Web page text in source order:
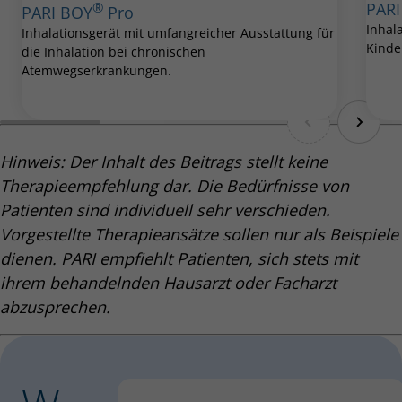
PARI BOY® Pro
Inhalationsgerät mit umfangreicher Ausstattung für
die Inhalation bei chronischen
Atemwegserkrankungen.
Hinweis: Der Inhalt des Beitrags stellt keine
Therapieempfehlung dar. Die Bedürfnisse von
Patienten sind individuell sehr verschieden.
Vorgestellte Therapieansätze sollen nur als Beispiele
dienen. PARI empfiehlt Patienten, sich stets mit
ihrem behandelnden Hausarzt oder Facharzt
abzusprechen.